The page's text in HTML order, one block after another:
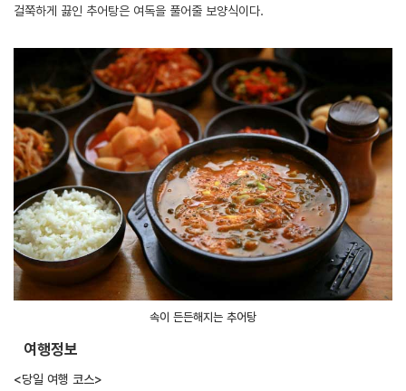
걸쭉하게 끓인 추어탕은 여독을 풀어줄 보양식이다.
속이 든든해지는 추어탕
여행정보
<당일 여행 코스>